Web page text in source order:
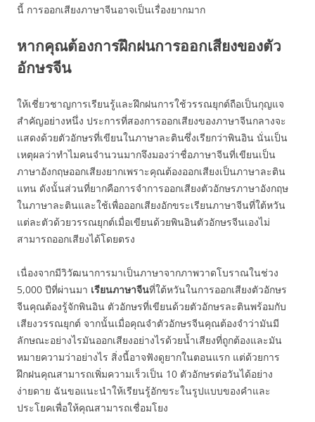
นี้ การออกเสียงภาษาจีนอาจเป็นเรื่องยากมาก
หากคุณต้องการฝึกฝนการออกเสียงของตัว
อักษรจีน
ให้เชี่ยวชาญการเรียนรู้และฝึกฝนการใช้วรรณยุกต์ถือเป็นกุญแจ
สำคัญอย่างหนึ่ง ประการที่สองการออกเสียงของภาษาจีนกลางจะ
แสดงด้วยตัวอักษรที่เขียนในภาษาละตินซึ่งเรียกว่าพินอิน นั่นเป็น
เหตุผลว่าทำไมคนจำนวนมากจึงมองว่าชื่อภาษาจีนที่เขียนเป็น
ภาษาอังกฤษออกเสียงยากเพราะคุณต้องออกเสียงเป็นภาษาละติน
แทน ดังนั้นส่วนที่ยากคือการจำการออกเสียงตัวอักษรภาษาอังกฤษ
ในภาษาละตินและใช้เพื่อออกเสียงอักขระเรียนภาษาจีนที่ใต้หวัน
แต่ละตัวด้วยวรรณยุกต์เมื่อเขียนด้วยพินอินตัวอักษรจีนเองไม่
สามารถออกเสียงได้โดยตรง
เนื่องจากมีวิวัฒนาการมาเป็นภาษาจากภาพวาดโบราณในช่วง
5,000 ปีที่ผ่านมา เรียนภาษาจีนที่ใต้หวันในการออกเสียงตัวอักษร
จีนคุณต้องรู้จักพินอิน ตัวอักษรที่เขียนด้วยตัวอักษรละตินพร้อมกับ
เสียงวรรณยุกต์ จากนั้นเมื่อคุณจำตัวอักษรจีนคุณต้องจำว่ามันมี
ลักษณะอย่างไรมันออกเสียงอย่างไรด้วยน้ำเสียงที่ถูกต้องและมัน
หมายความว่าอย่างไร สิ่งนี้อาจฟังดูยากในตอนแรก แต่ด้วยการ
ฝึกฝนคุณสามารถเพิ่มความเร็วเป็น 10 ตัวอักษรต่อวันได้อย่าง
ง่ายดาย ฉันขอแนะนำให้เรียนรู้อักขระในรูปแบบของคำและ
ประโยคเพื่อให้คุณสามารถเชื่อมโยง